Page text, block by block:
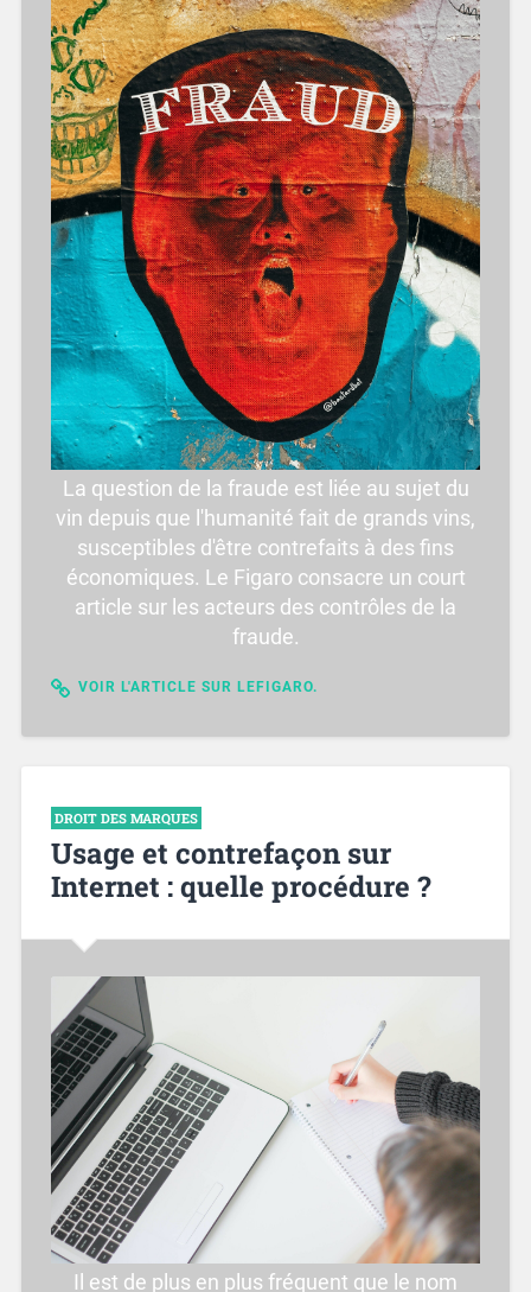
La question de la fraude est liée au sujet du
vin depuis que l'humanité fait de grands vins,
susceptibles d'être contrefaits à des fins
économiques. Le Figaro consacre un court
article sur les acteurs des contrôles de la
fraude.
VOIR L'ARTICLE SUR LEFIGARO.
DROIT DES MARQUES
Usage et contrefaçon sur
Internet : quelle procédure ?
Il est de plus en plus fréquent que le nom